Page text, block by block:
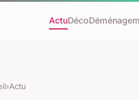
ActuDéco
›Actu